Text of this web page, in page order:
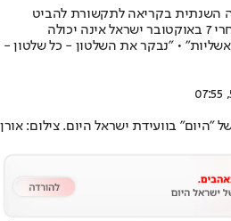
השנתית בקריאה לתקשורת להביט
במציאות כפי שהיא • לדבריו, אחרי 7 באוקטובר ישראל אינה יכולה
• "נבקר את השלטון - כל שלטון -
"היום" בוועידת ישראל היום. צילום: אורן